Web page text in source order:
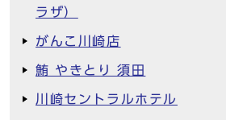
ラザ）
がんこ川崎店
鮪 やきとり 須田
川崎セントラルホテル